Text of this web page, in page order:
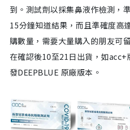
到。測試劑以採集鼻液作檢測，
15分鐘知道結果，而且準確度高
購數量，需要大量購入的朋友可
在確認後10至21日出貨，如
發DEEPBLUE 原廠版本。